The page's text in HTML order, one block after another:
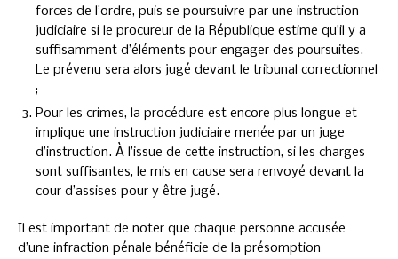
forces de l’ordre, puis se poursuivre par une instruction
judiciaire si le procureur de la République estime qu’il y a
suffisamment d’éléments pour engager des poursuites.
Le prévenu sera alors jugé devant le tribunal correctionnel
;
Pour les crimes, la procédure est encore plus longue et
implique une instruction judiciaire menée par un juge
d’instruction. À l’issue de cette instruction, si les charges
sont suffisantes, le mis en cause sera renvoyé devant la
cour d’assises pour y être jugé.
Il est important de noter que chaque personne accusée
d’une infraction pénale bénéficie de la présomption